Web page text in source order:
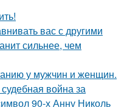
вас с другими
сильнее, чем
у мужчин и женщин.
война за
90-х Анну Николь